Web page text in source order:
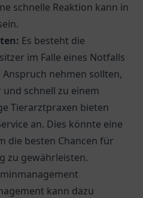
schnelle Reaktion kann in
Es besteht die
im Falle eines Notfalls
nehmen sollten,
schnell zu einem
Tierarztpraxen bieten
an. Dies könnte eine
die besten Chancen für
zu gewährleisten.
kann dazu